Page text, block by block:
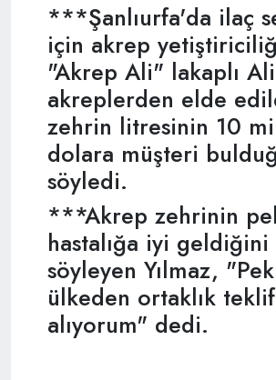
***Şanlıurfa'da ilaç
için akrep
"Akrep Ali" lakaplı Ali
akreplerden elde
zehrin litresinin 10
dolara müşteri
söyledi.
***Akrep zehrinin
hastalığa iyi geldiğini
söyleyen Yılmaz,
ülkeden ortaklık
alıyorum" dedi.